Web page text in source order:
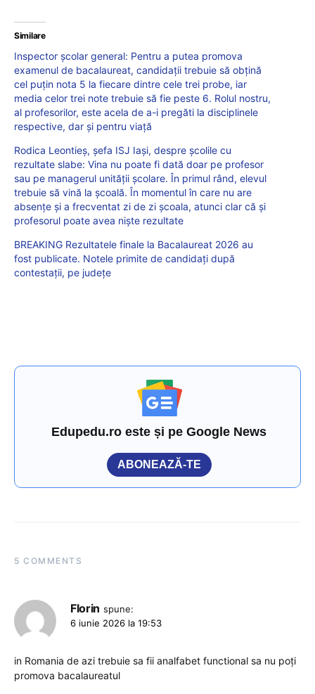
Similare
Inspector școlar general: Pentru a putea promova
examenul de bacalaureat, candidații trebuie să obțină
cel puțin nota 5 la fiecare dintre cele trei probe, iar
media celor trei note trebuie să fie peste 6. Rolul nostru,
al profesorilor, este acela de a-i pregăti la disciplinele
respective, dar și pentru viață
Rodica Leontieș, șefa ISJ Iași, despre școlile cu
rezultate slabe: Vina nu poate fi dată doar pe profesor
sau pe managerul unității școlare. În primul rând, elevul
trebuie să vină la școală. În momentul în care nu are
absențe și a frecventat zi de zi școala, atunci clar că și
profesorul poate avea niște rezultate
BREAKING Rezultatele finale la Bacalaureat 2026 au
fost publicate. Notele primite de candidați după
contestații, pe județe
Edupedu.ro este și pe Google News
ABONEAZĂ-TE
5 COMMENTS
Florin spune:
6 iunie 2026 la 19:53
in Romania de azi trebuie sa fii analfabet functional sa nu poți
promova bacalaureatul